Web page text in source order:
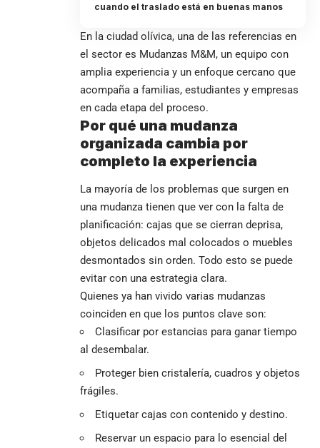
cuando el traslado está en buenas manos
En la ciudad olívica, una de las referencias en
el sector es Mudanzas M&M, un equipo con
amplia experiencia y un enfoque cercano que
acompaña a familias, estudiantes y empresas
en cada etapa del proceso.
Por qué una mudanza
organizada cambia por
completo la experiencia
La mayoría de los problemas que surgen en
una mudanza tienen que ver con la falta de
planificación: cajas que se cierran deprisa,
objetos delicados mal colocados o muebles
desmontados sin orden. Todo esto se puede
evitar con una estrategia clara.
Quienes ya han vivido varias mudanzas
coinciden en que los puntos clave son:
Clasificar por estancias para ganar tiempo
al desembalar.
Proteger bien cristalería, cuadros y objetos
frágiles.
Etiquetar cajas con contenido y destino.
Reservar un espacio para lo esencial del